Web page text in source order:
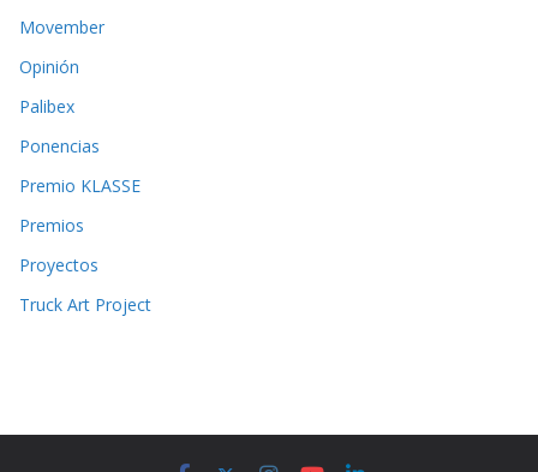
Movember
Opinión
Palibex
Ponencias
Premio KLASSE
Premios
Proyectos
Truck Art Project